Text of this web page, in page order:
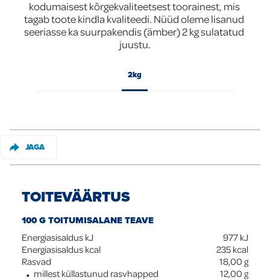
Global
kodumaisest kõrgekvaliteetsest toorainest, mis
tagab toote kindla kvaliteedi. Nüüd oleme lisanud
seeriasse ka suurpakendis (ämber) 2 kg sulatatud
juustu.
2kg
JAGA
TOITEVÄÄRTUS
100 G TOITUMISALANE TEAVE
Energiasisaldus kJ 977 kJ
Energiasisaldus kcal
235 kcal
Rasvad
18,00 g
millest küllastunud rasvhapped
12,00 g